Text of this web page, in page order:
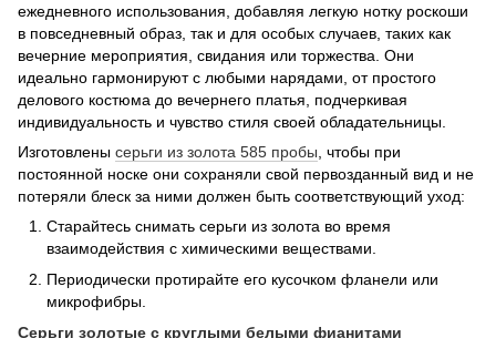
ежедневного использования, добавляя легкую нотку роскоши
в повседневный образ, так и для особых случаев, таких как
вечерние мероприятия, свидания или торжества. Они
идеально гармонируют с любыми нарядами, от простого
делового костюма до вечернего платья, подчеркивая
индивидуальность и чувство стиля своей обладательницы.
Изготовлены серьги из золота 585 пробы , чтобы при
постоянной носке они сохраняли свой первозданный вид и не
потеряли блеск за ними должен быть соответствующий уход:
Старайтесь снимать серьги из золота во время
взаимодействия с химическими веществами.
Периодически протирайте его кусочком фланели или
микрофибры.
Серьги золотые с круглыми белыми фианитами